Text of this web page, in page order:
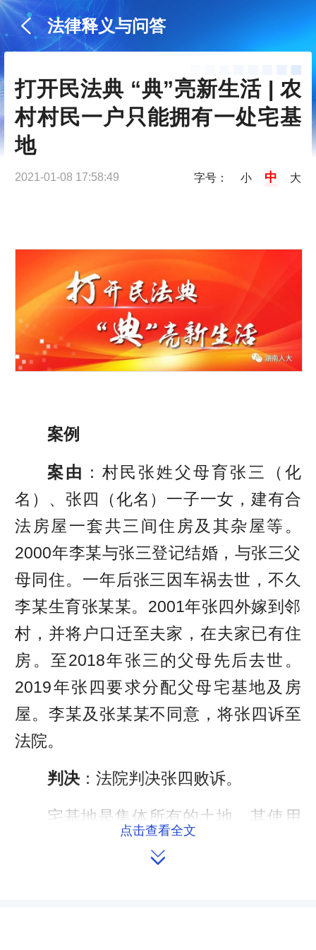
法律释义与问答
打开民法典 “典”亮新生活 | 农
村村民一户只能拥有一处宅基
地
2021-01-08 17:58:49 字号： 小 中 大
案例
案由 ：村民张姓父母育张三（化
名）、张四（化名）一子一女，建有合
法房屋一套共三间住房及其杂屋等。
2000年李某与张三登记结婚，与张三父
母同住。一年后张三因车祸去世，不久
李某生育张某某。2001年张四外嫁到邻
村，并将户口迁至夫家，在夫家已有住
房。至2018年张三的父母先后去世。
2019年张四要求分配父母宅基地及房
屋。李某及张某某不同意，将张四诉至
法院。
判决：法院判决张四败诉。
宅基地是集体所有的土地，其使用
权为村集体经济组织成员所独有，非该
集体经济组织成员无权取得或变相取
点击查看全文
